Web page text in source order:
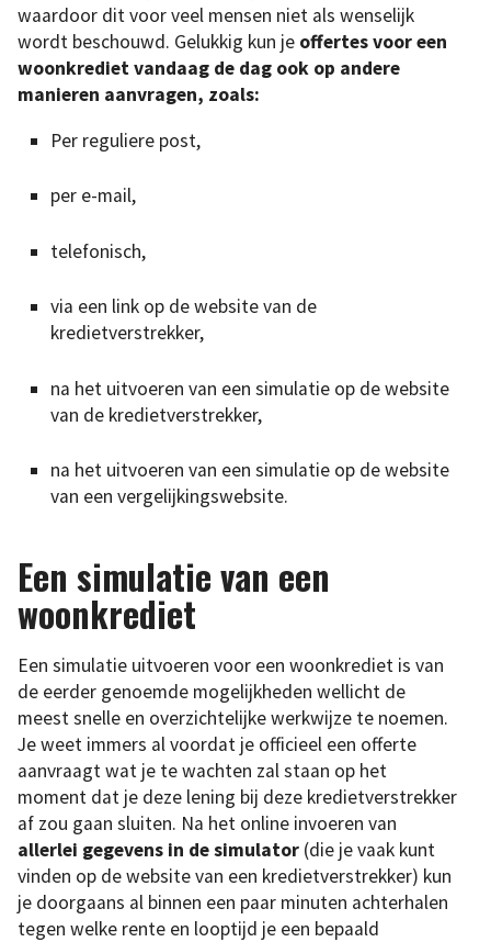
waardoor dit voor veel mensen niet als wenselijk
wordt beschouwd. Gelukkig kun je offertes voor een
woonkrediet vandaag de dag ook op andere
manieren aanvragen, zoals:
Per reguliere post,
per e-mail,
telefonisch,
via een link op de website van de
kredietverstrekker,
na het uitvoeren van een simulatie op de website
van de kredietverstrekker,
na het uitvoeren van een simulatie op de website
van een vergelijkingswebsite.
Een simulatie van een
woonkrediet
Een simulatie uitvoeren voor een woonkrediet is van
de eerder genoemde mogelijkheden wellicht de
meest snelle en overzichtelijke werkwijze te noemen.
Je weet immers al voordat je officieel een offerte
aanvraagt wat je te wachten zal staan op het
moment dat je deze lening bij deze kredietverstrekker
af zou gaan sluiten. Na het online invoeren van
allerlei gegevens in de simulator (die je vaak kunt
vinden op de website van een kredietverstrekker) kun
je doorgaans al binnen een paar minuten achterhalen
tegen welke rente en looptijd je een bepaald